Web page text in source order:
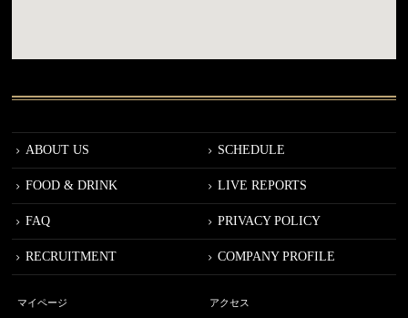
ABOUT US SCHEDULE
FOOD & DRINK LIVE REPORTS
FAQ PRIVACY POLICY
RECRUITMENT COMPANY PROFILE
マイページ アクセス